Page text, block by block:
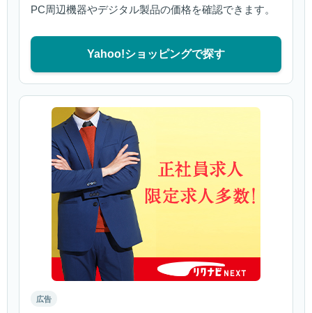
PC周辺機器やデジタル製品の価格を確認できます。
Yahoo!ショッピングで探す
広告